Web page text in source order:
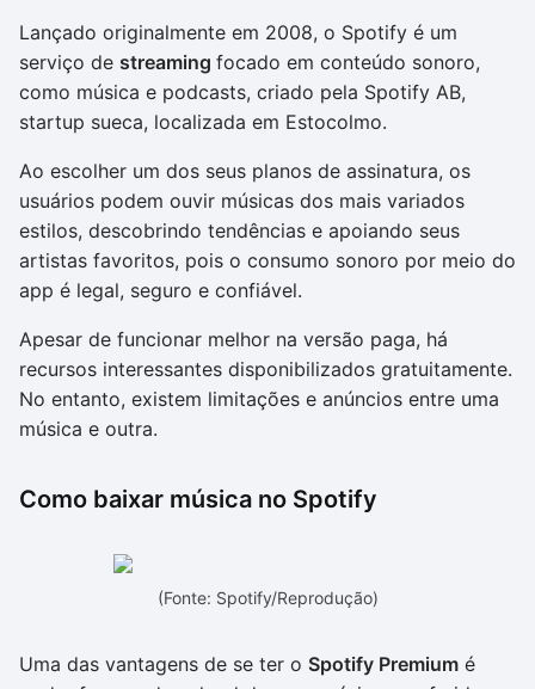
Lançado originalmente em 2008, o Spotify é um
serviço de streaming focado em conteúdo sonoro,
como música e podcasts, criado pela Spotify AB,
startup sueca, localizada em Estocolmo.
Ao escolher um dos seus planos de assinatura, os
usuários podem ouvir músicas dos mais variados
estilos, descobrindo tendências e apoiando seus
artistas favoritos, pois o consumo sonoro por meio do
app é legal, seguro e confiável.
Apesar de funcionar melhor na versão paga, há
recursos interessantes disponibilizados gratuitamente.
No entanto, existem limitações e anúncios entre uma
música e outra.
Como baixar música no Spotify
(Fonte: Spotify/Reprodução)
Uma das vantagens de se ter o Spotify Premium é